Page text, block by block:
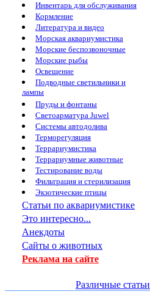
Инвентарь для обслуживания
Кормление
Литература и видео
Морская аквариумистика
Морские беспозвоночные
Морские рыбы
Освещение
Подводные светильники и
лампы
Пруды и фонтаны
Светоарматура Juwel
Системы автодолива
Терморегуляция
Террариумистика
Террариумные животные
Тестирование воды
Фильтрация и стерилизация
Экзотические птицы
Статьи по аквариумистике
Это интересно...
Анекдоты
Сайты о животных
Реклама на сайте
Различные статьи